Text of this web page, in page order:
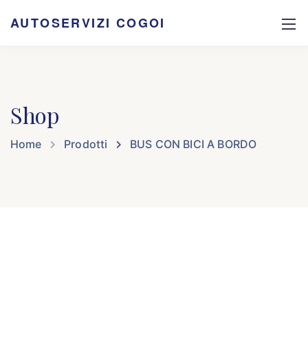
AUTOSERVIZI COGOI
Shop
Home Prodotti BUS CON BICI A BORDO